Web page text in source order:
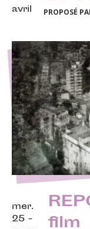
avril
PROPOSÉ
mer.
25 -
film